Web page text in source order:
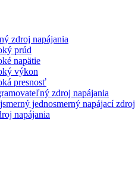
zdroj napájania
prúd
napätie
výkon
presnosť
zdroj napájania
jednosmerný napájací zdroj
napájania